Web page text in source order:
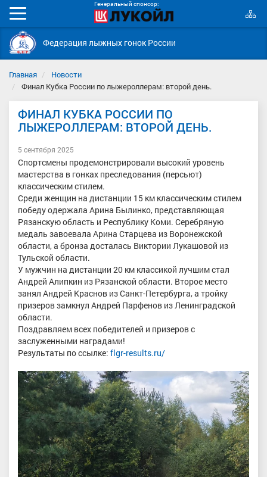
Генеральный спонсор:
Мобильное
меню
Федерация лыжных гонок России
Главная
Новости
Финал Кубка России по лыжероллерам: второй день.
ФИНАЛ КУБКА РОССИИ ПО
ЛЫЖЕРОЛЛЕРАМ: ВТОРОЙ ДЕНЬ.
5 сентября 2025
Спортсмены продемонстрировали высокий уровень
мастерства в гонках преследования (персьют)
классическим стилем.
Среди женщин на дистанции 15 км классическим стилем
победу одержала Арина Былинко, представляющая
Рязанскую область и Республику Коми. Серебряную
медаль завоевала Арина Старцева из Воронежской
области, а бронза досталась Виктории Лукашовой из
Тульской области.
У мужчин на дистанции 20 км классикой лучшим стал
Андрей Алипкин из Рязанской области. Второе место
занял Андрей Краснов из Санкт-Петербурга, а тройку
призеров замкнул Андрей Парфенов из Ленинградской
области.
Поздравляем всех победителей и призеров с
заслуженными наградами!
Результаты по ссылке: flgr-results.ru/